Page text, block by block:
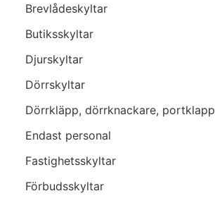
Brevlådeskyltar
Butiksskyltar
Djurskyltar
Dörrskyltar
Dörrkläpp, dörrknackare, portklapp
Endast personal
Fastighetsskyltar
Förbudsskyltar